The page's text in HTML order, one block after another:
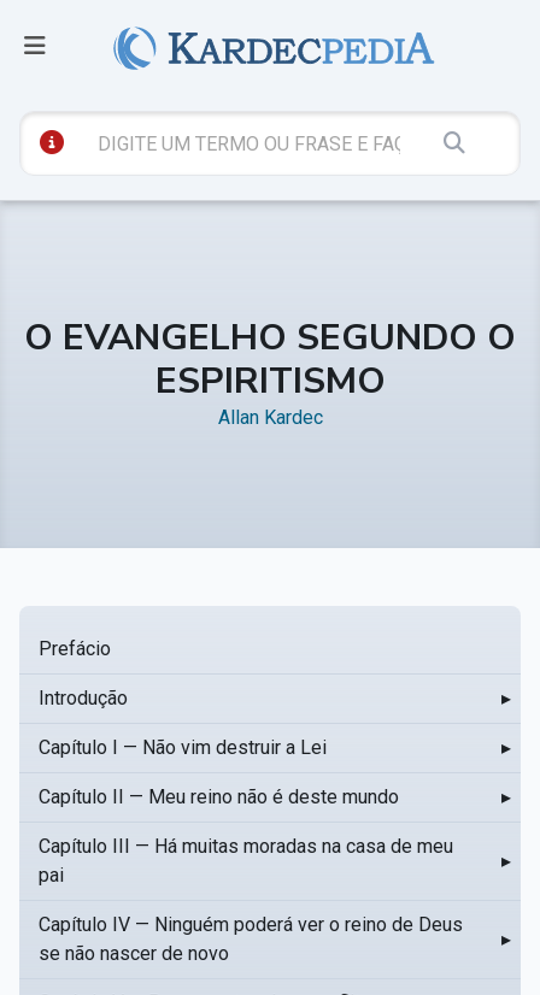
O EVANGELHO SEGUNDO O
ESPIRITISMO
Allan Kardec
Prefácio
Introdução ▸
Capítulo I — Não vim destruir a Lei ▸
Capítulo II — Meu reino não é deste mundo ▸
Capítulo III — Há muitas moradas na casa de meu
pai
▸
Capítulo IV — Ninguém poderá ver o reino de Deus
se não nascer de novo
▸